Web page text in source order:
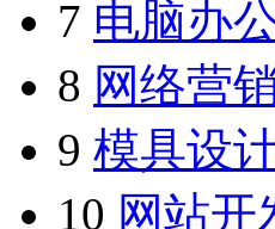
7 电脑办
8 网络营
9 模具设
10 网站开